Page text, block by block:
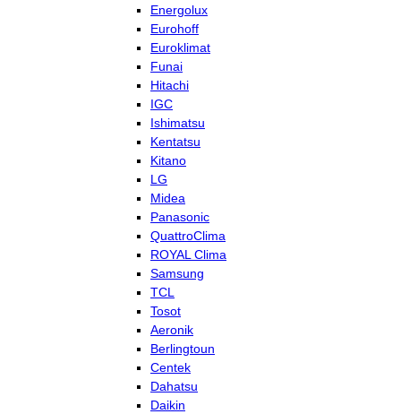
Energolux
Eurohoff
Euroklimat
Funai
Hitachi
IGC
Ishimatsu
Kentatsu
Kitano
LG
Midea
Panasonic
QuattroClima
ROYAL Clima
Samsung
TCL
Tosot
Aeronik
Berlingtoun
Centek
Dahatsu
Daikin